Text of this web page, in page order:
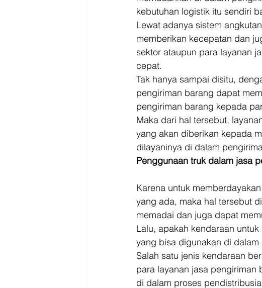
kebutuhan logistik itu sendiri
Lewat adanya sistem
memberikan kecepatan dan
sektor ataupun para layanan
cepat.
Tak hanya sampai disitu,
pengiriman barang dapat
pengiriman barang kepada
Maka dari hal tersebut,
yang akan diberikan kepada
dilayaninya di dalam
Penggunaan truk dalam jasa
Karena untuk
yang ada, maka hal tersebut
memadai dan juga dapat
Lalu, apakah kendaraan
yang bisa digunakan di
Salah satu jenis kendaraan
para layanan jasa pengiriman
di dalam proses